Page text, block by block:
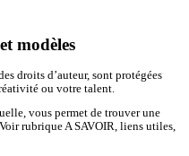
modèles
droits d’auteur, sont protégées
ou votre talent.
vous permet de trouver une
rubrique A SAVOIR, liens utiles,